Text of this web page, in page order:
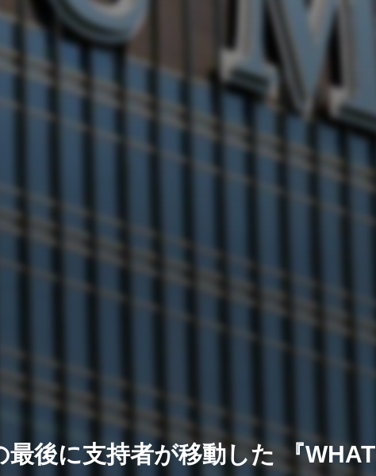
最後に支持者が移動した 『WHAT